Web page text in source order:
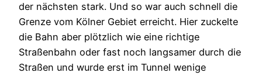
der nächsten stark. Und so war auch schnell die
Grenze vom Kölner Gebiet erreicht. Hier zuckelte
die Bahn aber plötzlich wie eine richtige
Straßenbahn oder fast noch langsamer durch die
Straßen und wurde erst im Tunnel wenige